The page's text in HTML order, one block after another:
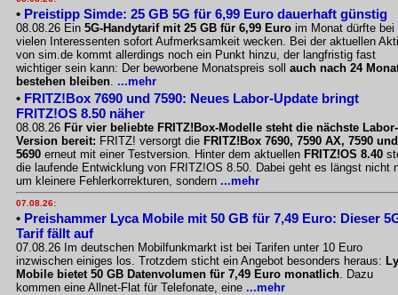
• Preistipp Simde: 25 GB 5G für 6,99 Euro dauerhaft günstig
08.08.26 Ein 5G-Handytarif mit 25 GB für 6,99 Euro im Monat dürfte bei
vielen Interessenten sofort Aufmerksamkeit wecken. Bei der aktuellen
von sim.de kommt allerdings noch ein Punkt hinzu, der langfristig fast
wichtiger sein kann: Der beworbene Monatspreis soll auch nach 24
bestehen bleiben. ...mehr
• FRITZ!Box 7690 und 7590: Neues Labor-Update bringt
FRITZ!OS 8.50 näher
08.08.26 Für vier beliebte FRITZ!Box-Modelle steht die nächste Labor-
Version bereit: FRITZ! versorgt die FRITZ!Box 7690, 7590 AX, 7590 und
5690 erneut mit einer Testversion. Hinter dem aktuellen FRITZ!OS 8.40
die laufende Entwicklung von FRITZ!OS 8.50. Dabei geht es längst nicht
um kleinere Fehlerkorrekturen, sondern ...mehr
07.08.26:
• Preishammer Lyca Mobile mit 50 GB für 7,49 Euro: Dieser
Tarif fällt auf
07.08.26 Im deutschen Mobilfunkmarkt ist bei Tarifen unter 10 Euro
inzwischen einiges los. Trotzdem sticht ein Angebot besonders heraus:
Mobile bietet 50 GB Datenvolumen für 7,49 Euro monatlich. Dazu
kommen eine Allnet-Flat für Telefonate, eine ...mehr